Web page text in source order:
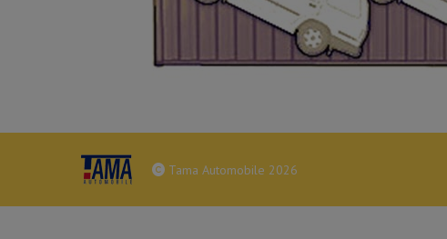
Tama Automobile 2026